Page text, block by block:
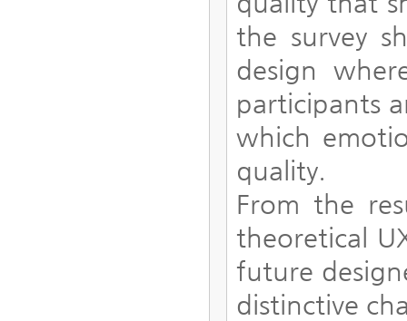
the survey
design
participants
which
quality.
From the
theoretical
future
distinctive